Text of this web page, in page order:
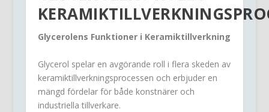
Glycerolens Funktioner i Keramiktillverkning
Glycerol spelar en avgörande roll i flera skeden av
keramiktillverkningsprocessen och erbjuder en
mängd fördelar för både konstnärer och
industriella tillverkare.